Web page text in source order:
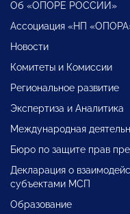
Об «ОПОРЕ РОССИИ»
Ассоциация «НП
Новости
Комитеты и Комиссии
Региональное развитие
Экспертиза и Аналитика
Международная
Бюро по защите прав
Декларация о
субъектами МСП
Образование